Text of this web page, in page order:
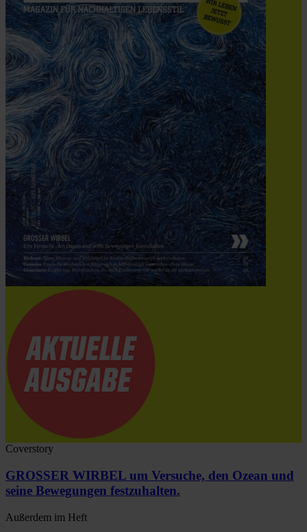
Coverstory
GROSSER WIRBEL um Versuche, den Ozean und
seine Bewegungen festzuhalten.
Außerdem im Heft